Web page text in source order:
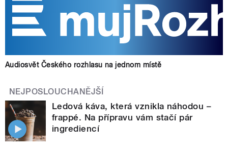
Audiosvět Českého rozhlasu na jednom místě
NEJPOSLOUCHANĚJŠÍ
Ledová káva, která vznikla náhodou –
frappé. Na přípravu vám stačí pár
ingrediencí